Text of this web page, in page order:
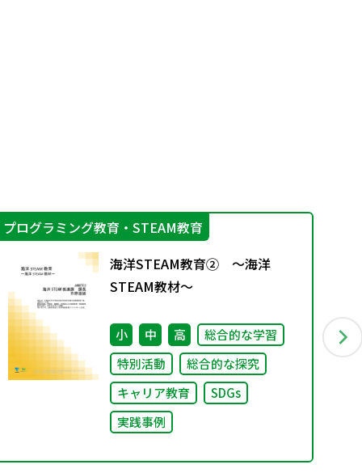
プログラミング教育・STEAM教育
海洋STEAM教育② ～海洋
STEAM教材～
小 中 高
総合的な学習
特別活動
総合的な探究
キャリア教育
SDGs
実践事例